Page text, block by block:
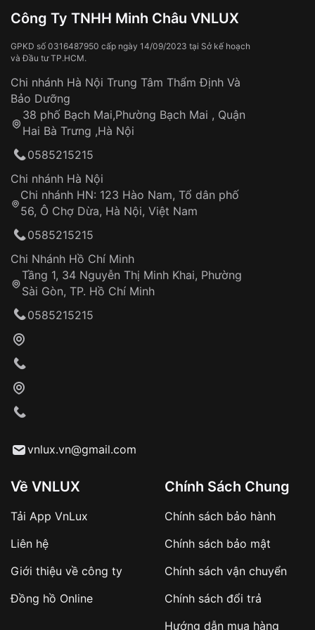
Thời gian vận chuyển trung bình: 3 – 5 ngày
làm việc
Áp dụng cho tất cả tỉnh thành trên toàn quốc
Thời gian tính từ khi xác nhận đơn hàng thành
công
Hotline: 0585 215 215
Từ khóa SEO:
Khách hàng kiểm tra và thanh toán trực tiếp
Từ khóa SEO:
sản phẩm đặc biệt
hàng
Số tiền còn lại thanh toán khi nhận hàng hoặc
Đồng hồ bị hư hỏng do:
Tai nạn hoặc tác động từ bên ngoài
Hao mòn tự nhiên theo thời gian:
Dây đeo
Sản phẩm đã bị:
Tự ý sửa chữa
thống VNLUX
Đảm bảo quyền lợi khách hàng
Đồng hành cùng khách hàng trong suốt quá
trình sử dụng
Công Ty TNHH Minh Châu VNLUX
GPKD số 0316487950 cấp ngày 14/09/2023 tại Sở kế hoạch
và Đầu tư TP.HCM.
Chi nhánh Hà Nội Trung Tâm Thẩm Định Và
Bảo Dưỡng
38 phố Bạch Mai,Phường Bạch Mai , Quận
Hai Bà Trưng ,Hà Nội
0585215215
Chi nhánh Hà Nội
Chi nhánh HN: 123 Hào Nam, Tổ dân phố
56, Ô Chợ Dừa, Hà Nội, Việt Nam
0585215215
Chi Nhánh Hồ Chí Minh
Tầng 1, 34 Nguyễn Thị Minh Khai, Phường
Sài Gòn, TP. Hồ Chí Minh
0585215215
vnlux.vn@gmail.com
Về VNLUX
Tải App VnLux
Liên hệ
Giới thiệu về công ty
Đồng hồ Online
Chính Sách Chung
Chính sách bảo hành
Chính sách bảo mật
Chính sách vận chuyển
Chính sách đổi trả
Hướng dẫn mua hàng